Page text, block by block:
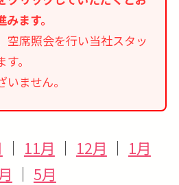
ます。
空席照会を行い当社スタッ
。
ません。
｜ 11月 ｜ 12月 ｜ 1月
｜ 5月